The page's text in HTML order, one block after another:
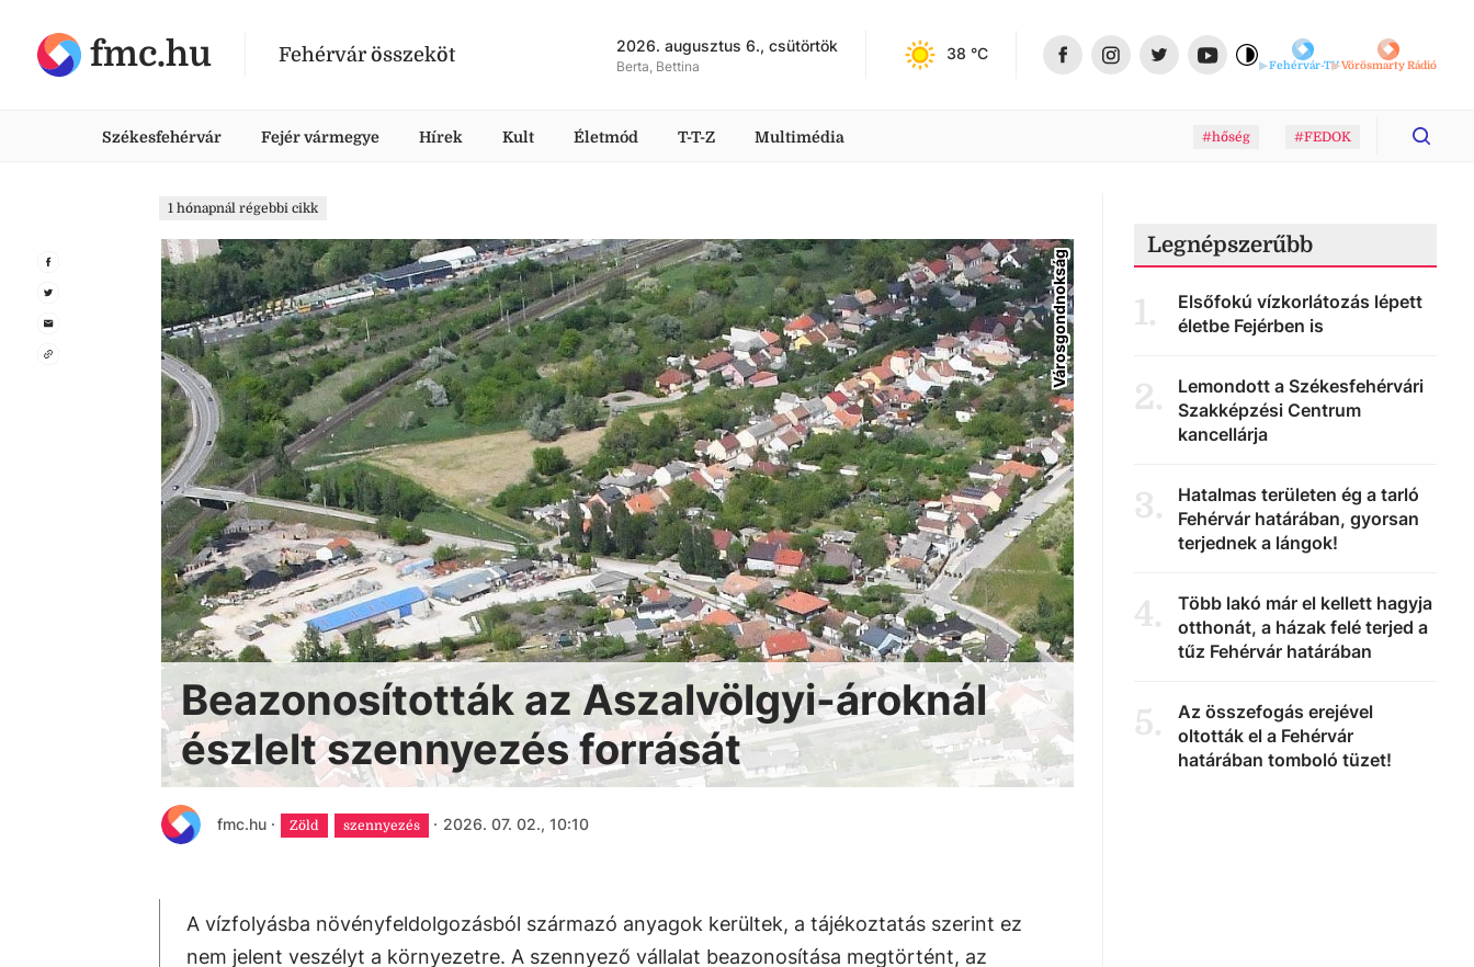
fmc.hu Fehérvár összeköt 2026. augusztus 6., csütörtök
Berta, Bettina
38 °C
Fehérvár-TVVörösmarty Rádió
Székesfehérvár Fejér vármegye Hírek Kult Életmód T-T-Z Multimédia #hőség #FEDOK
1 hónapnál régebbi cikk
Városgondnokság
Beazonosították az Aszalvölgyi-ároknál
észlelt szennyezés forrását
fmc.hu · Zöld szennyezés · 2026. 07. 02., 10:10
A vízfolyásba növényfeldolgozásból származó anyagok kerültek, a tájékoztatás szerint ez
nem jelent veszélyt a környezetre. A szennyező vállalat beazonosítása megtörtént, az
Legnépszerűbb
1.
Elsőfokú vízkorlátozás lépett
életbe Fejérben is
2.
Lemondott a Székesfehérvári
Szakképzési Centrum
kancellárja
3.
Hatalmas területen ég a tarló
Fehérvár határában, gyorsan
terjednek a lángok!
4.
Több lakó már el kellett hagyja
otthonát, a házak felé terjed a
tűz Fehérvár határában
5.
Az összefogás erejével
oltották el a Fehérvár
határában tomboló tüzet!